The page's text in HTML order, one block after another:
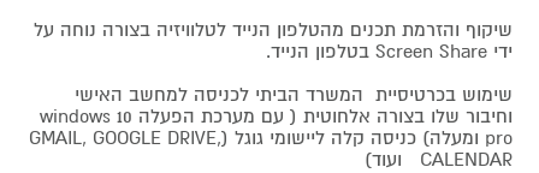
שיקוף והזרמת תכנים מהטלפון הנייד לטלוויזיה בצורה נוחה על
ידי Screen Share בטלפון הנייד.
שימוש בכרטיסיית המשרד הביתי לכניסה למחשב האישי
וחיבור שלו בצורה אלחוטית ( עם מערכת הפעלה windows 10
pro ומעלה) כניסה קלה ליישומי גוגל (GMAIL, GOOGLE DRIVE,
CALENDAR ועוד)